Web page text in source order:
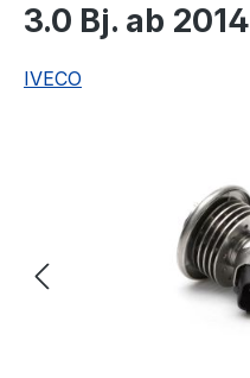
3.0 Bj. ab 2014
IVECO